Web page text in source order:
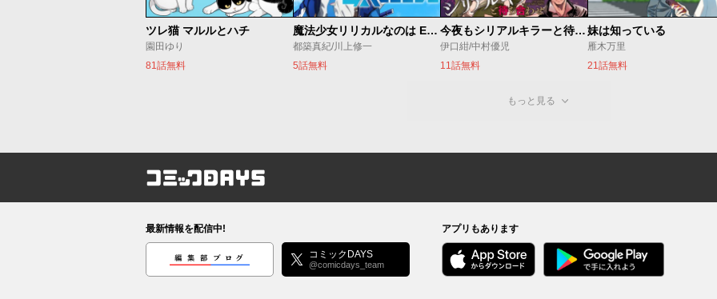
ツレ猫 マルルとハチ
園田ゆり
81話無料
魔法少女リリカルなのは EXCEEDS
都築真紀/川上修一
5話無料
今夜もシリアルキラーと待ち合わせ
伊口紺/中村優児
11話無料
妹は知っている
雁木万里
21話無料
もっと見る
コミックDAYS
最新情報を配信中!
編集部ブログ コミックDAYS
@comicdays_team
アプリもあります